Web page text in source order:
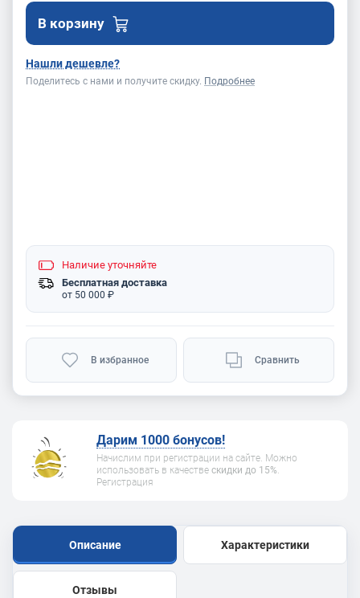
В корзину
Нашли дешевле?
Поделитесь с нами и получите скидку. Подробнее
Наличие уточняйте
Бесплатная доставка
от 50 000 ₽
В избранное Сравнить
Дарим 1000 бонусов!
Начислим при регистрации на сайте. Можно
использовать в качестве скидки до 15%.
Регистрация
Описание Характеристики
Отзывы